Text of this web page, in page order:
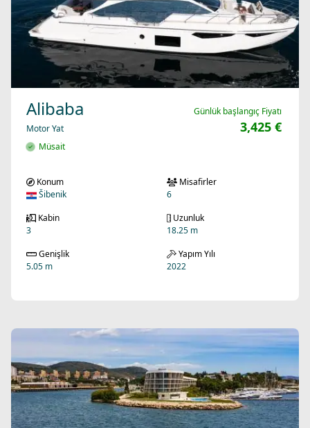
Alibaba
Motor Yat
Müsait
Günlük başlangıç Fiyatı
3,425 €
Konum
Šibenik
Misafirler
6
Kabin
3
Uzunluk
18.25 m
Genişlik
5.05 m
Yapım Yılı
2022